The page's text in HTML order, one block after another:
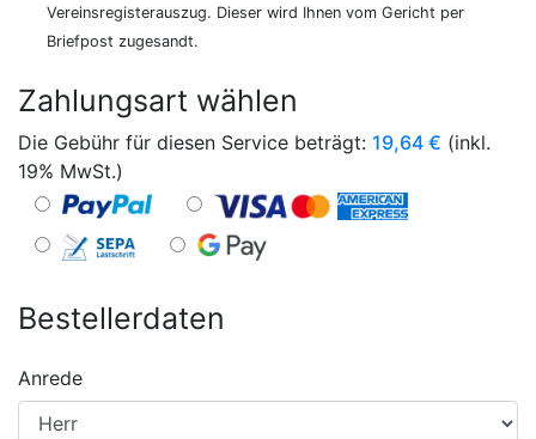
Vereinsregisterauszug. Dieser wird Ihnen vom Gericht per
Briefpost zugesandt.
Zahlungsart wählen
Die Gebühr für diesen Service beträgt: 19,64 € (inkl.
19% MwSt.)
Bestellerdaten
Anrede